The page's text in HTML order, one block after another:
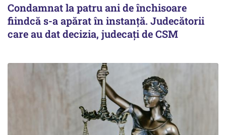
Condamnat la patru ani de închisoare
fiindcă s-a apărat în instanță. Judecătorii
care au dat decizia, judecați de CSM